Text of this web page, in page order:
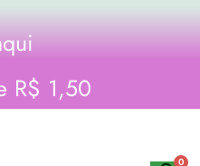
R$ 1,50